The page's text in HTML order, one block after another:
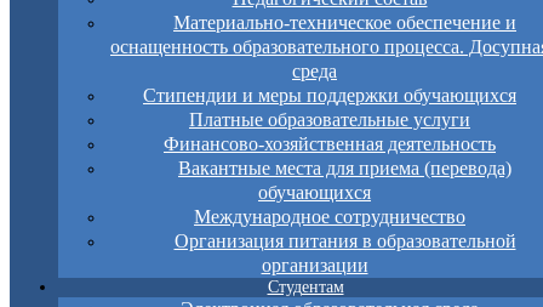
Материально-техническое обеспечение и
оснащенность образовательного процесса.
среда
Стипендии и меры поддержки обучающихся
Платные образовательные услуги
Финансово-хозяйственная деятельность
Вакантные места для приема (перевода)
обучающихся
Международное сотрудничество
Организация питания в образовательной
организации
Студентам